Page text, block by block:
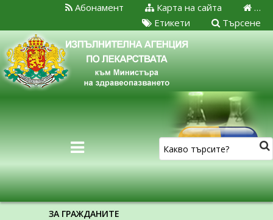
…
Карта на сайта
Абонамент
Търсене
Етикети
ЗА ГРАЖДАНИТЕ